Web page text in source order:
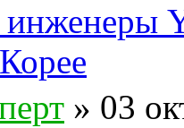
инженеры
» 03